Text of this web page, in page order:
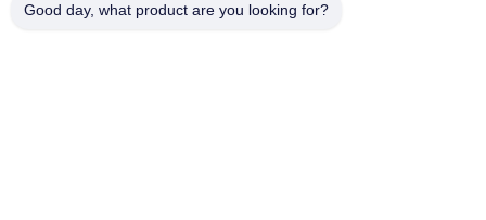
전송
Good day, what product are you looking for?